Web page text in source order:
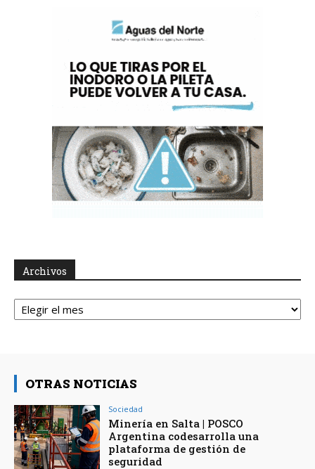
Archivos
Archivos
OTRAS NOTICIAS
Sociedad
Minería en Salta | POSCO
Argentina codesarrolla una
plataforma de gestión de
seguridad